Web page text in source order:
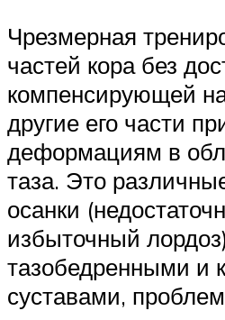
Чрезмерная
частей кора без
компенсирующей
другие его части
деформациям в
таза. Это
осанки
избыточный
тазобедренными и
суставами,